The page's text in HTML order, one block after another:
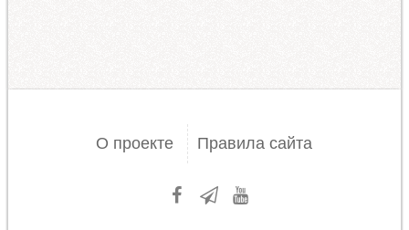
О проекте Правила сайта